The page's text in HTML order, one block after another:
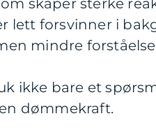
skaper sterke
lett forsvinner i
mindre
ikke bare et
dømmekraft.